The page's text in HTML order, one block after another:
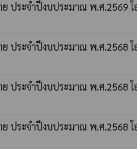
ย ประจำปีงบประมาณ พ.ศ.2569
ย ประจำปีงบประมาณ พ.ศ.2568
ย ประจำปีงบประมาณ พ.ศ.2568
ย ประจำปีงบประมาณ พ.ศ.2568